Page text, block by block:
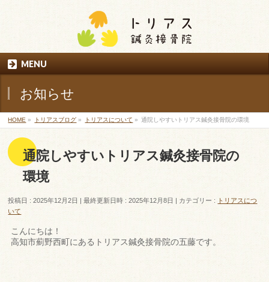
MENU
お知らせ
HOME » トリアスブログ » トリアスについて » 通院しやすいトリアス鍼灸接骨院の環境
通院しやすいトリアス鍼灸接骨院の
環境
投稿日 : 2025年12月2日 最終更新日時 : 2025年12月8日 カテゴリー :
トリアスにつ
いて
こんにちは！
高知市薊野西町にあるトリアス鍼灸接骨院の五藤です。